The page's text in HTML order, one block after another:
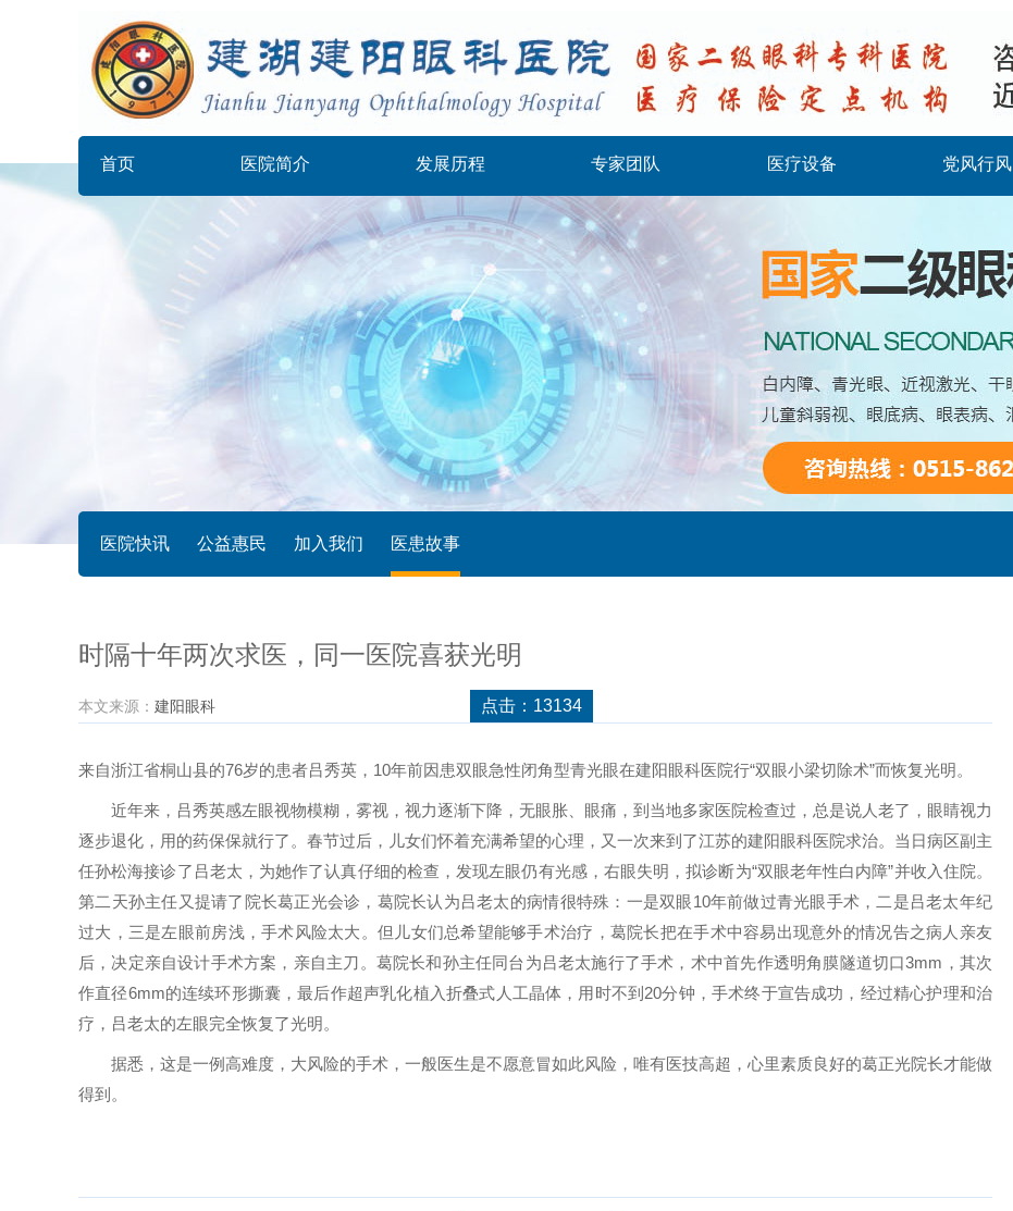
首页 医院简介 发展历程 专家团队 医疗设备 党风行风
医院快讯 公益惠民 加入我们 医患故事
时隔十年两次求医，同一医院喜获光明
本文来源： 建阳眼科 点击：13134
来自浙江省桐山县的76岁的患者吕秀英，10年前因患双眼急性闭角型青光眼在建阳眼科医院行“双眼小梁切除术”而恢复光明。
近年来，吕秀英感左眼视物模糊，雾视，视力逐渐下降，无眼胀、眼痛，到当地多家医院检查过，总是说人老了，眼睛视力
逐步退化，用的药保保就行了。春节过后，儿女们怀着充满希望的心理，又一次来到了江苏的建阳眼科医院求治。当日病区副主
任孙松海接诊了吕老太，为她作了认真仔细的检查，发现左眼仍有光感，右眼失明，拟诊断为“双眼老年性白内障”并收入住院。
第二天孙主任又提请了院长葛正光会诊，葛院长认为吕老太的病情很特殊：一是双眼10年前做过青光眼手术，二是吕老太年纪
过大，三是左眼前房浅，手术风险太大。但儿女们总希望能够手术治疗，葛院长把在手术中容易出现意外的情况告之病人亲友
后，决定亲自设计手术方案，亲自主刀。葛院长和孙主任同台为吕老太施行了手术，术中首先作透明角膜隧道切口3mm，其次
作直径6mm的连续环形撕囊，最后作超声乳化植入折叠式人工晶体，用时不到20分钟，手术终于宣告成功，经过精心护理和治
疗，吕老太的左眼完全恢复了光明。
据悉，这是一例高难度，大风险的手术，一般医生是不愿意冒如此风险，唯有医技高超，心里素质良好的葛正光院长才能做
得到。